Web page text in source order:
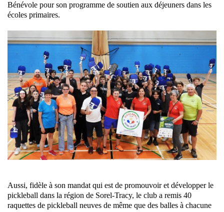
Bénévole pour son programme de soutien aux déjeuners dans les
écoles primaires.
Aussi, fidèle à son mandat qui est de promouvoir et développer le
pickleball dans la région de Sorel-Tracy, le club a remis 40
raquettes de pickleball neuves de même que des balles à chacune